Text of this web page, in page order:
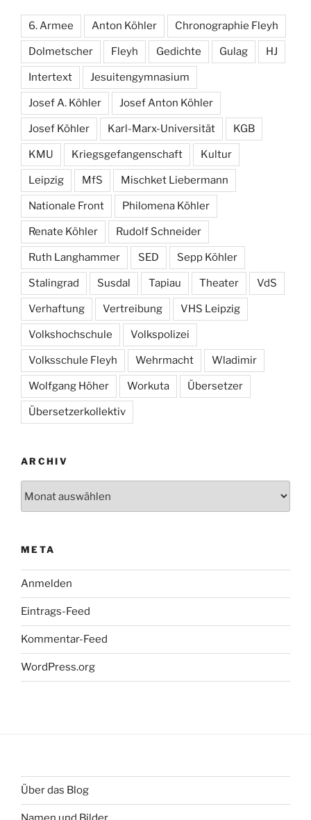
6. Armee Anton Köhler Chronographie Fleyh
Dolmetscher Fleyh Gedichte Gulag HJ
Intertext Jesuitengymnasium
Josef A. Köhler Josef Anton Köhler
Josef Köhler Karl-Marx-Universität KGB
KMU Kriegsgefangenschaft Kultur
Leipzig MfS Mischket Liebermann
Nationale Front Philomena Köhler
Renate Köhler Rudolf Schneider
Ruth Langhammer SED Sepp Köhler
Stalingrad Susdal Tapiau Theater VdS
Verhaftung Vertreibung VHS Leipzig
Volkshochschule Volkspolizei
Volksschule Fleyh Wehrmacht Wladimir
Wolfgang Höher Workuta Übersetzer
Übersetzerkollektiv
ARCHIV
META
Anmelden
Eintrags-Feed
Kommentar-Feed
WordPress.org
Über das Blog